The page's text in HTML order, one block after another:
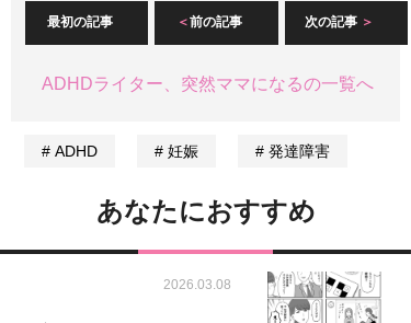
最初の記事 前の記事 次の記事
ADHDライター、突然ママになるの一覧へ
ADHD 妊娠 発達障害
あなたにおすすめ
2026.03.08